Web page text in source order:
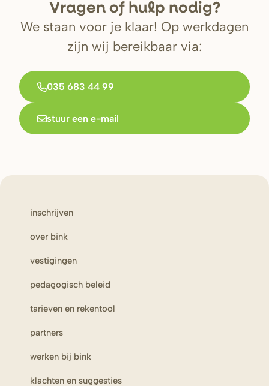
Vragen of hulp nodig?
We staan voor je klaar! Op werkdagen
zijn wij bereikbaar via:
035 683 44 99
stuur een e-mail
inschrijven
over bink
vestigingen
pedagogisch beleid
tarieven en rekentool
partners
werken bij bink
klachten en suggesties